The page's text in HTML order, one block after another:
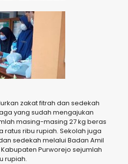
zakat fitrah dan sedekah
yang sudah mengajukan
masing-masing 27 kg beras
ratus ribu rupiah. Sekolah juga
sedekah melalui Badan Amil
Purworejo sejumlah
rupiah.